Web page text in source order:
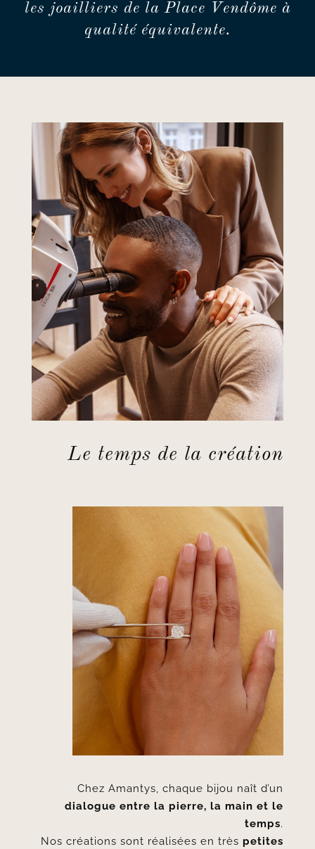
les joailliers de la Place Vendôme à
qualité équivalente.
Le temps de la création
Chez Amantys, chaque bijou naît d’un
dialogue entre la pierre, la main et le
temps.
Nos créations sont réalisées en très petites